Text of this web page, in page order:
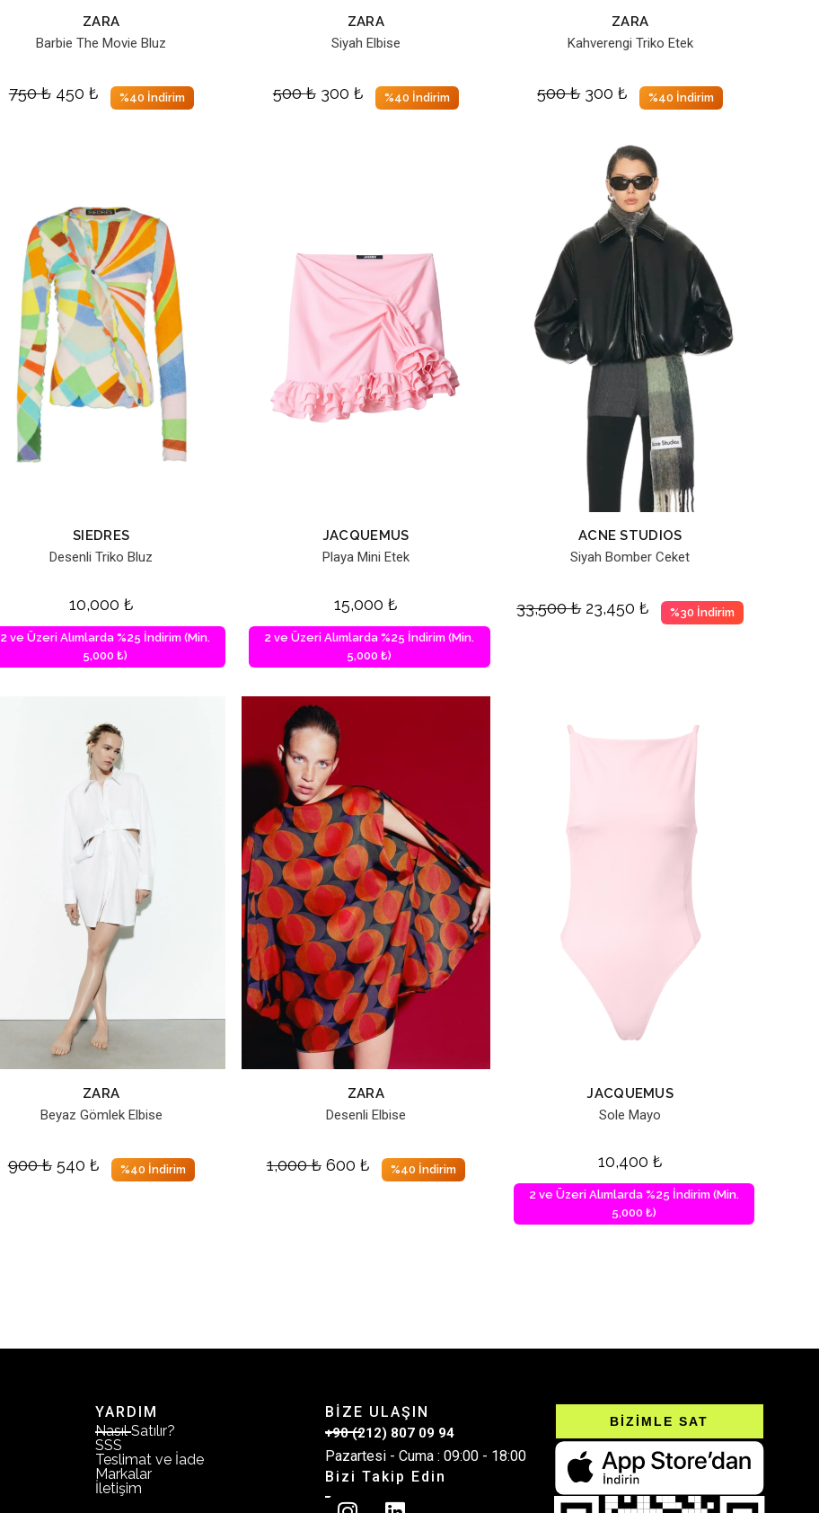
ZARA
Barbie The Movie Bluz
750₺ 450 ₺ %40 İndirim
ZARA
Siyah Elbise
500₺ 300 ₺ %40 İndirim
ZARA
Kahverengi Triko Etek
500₺ 300₺ %40 İndirim
SIEDRES
Desenli Triko Bluz
10,000 ₺
2 ve Üzeri Alımlarda %25 İndirim (Min.
5,000 ₺)
JACQUEMUS
Playa Mini Etek
15,000 ₺
2 ve Üzeri Alımlarda %25 İndirim (Min.
5,000 ₺)
ACNE STUDIOS
Siyah Bomber Ceket
33,500₺ 23,450₺ %30 İndirim
ZARA
Beyaz Gömlek Elbise
900₺ 540 ₺ %40 İndirim
ZARA
Desenli Elbise
1,000₺ 600 ₺ %40 İndirim
JACQUEMUS
Sole Mayo
10,400 ₺
2 ve Üzeri Alımlarda %25 İndirim (Min.
5,000 ₺)
YARDIM
Nasıl Satılır?
SSS
Teslimat ve İade
Markalar
İletişim
BİZE ULAŞIN
+90 (212) 807 09 94
Pazartesi - Cuma : 09:00 - 18:00
Bizi Takip Edin
BİZİMLE SAT